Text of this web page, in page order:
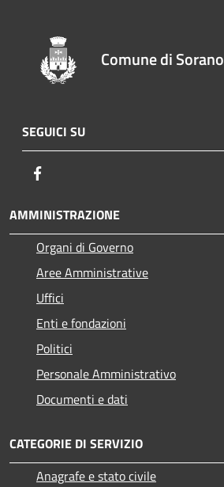
Comune di Sorano
SEGUICI SU
AMMINISTRAZIONE
Organi di Governo
Aree Amministrative
Uffici
Enti e fondazioni
Politici
Personale Amministrativo
Documenti e dati
CATEGORIE DI SERVIZIO
Anagrafe e stato civile